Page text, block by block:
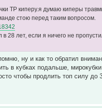
ТР киперу.я думаю киперы
стою перед таким вопросом.
28 лет, если я ничего не
ну и как то обратил
в кубках подальше,
чтобы продлить топ силу